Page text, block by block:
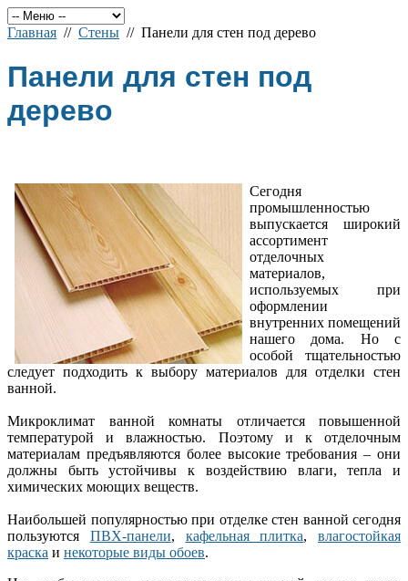
Главная // Стены // Панели для стен под дерево
Панели для стен под
дерево
Сегодня
промышленностью
выпускается широкий
ассортимент
отделочных
материалов,
используемых при
оформлении
внутренних помещений
нашего дома. Но с
особой тщательностью
следует подходить к выбору материалов для отделки стен
ванной.
Микроклимат ванной комнаты отличается повышенной
температурой и влажностью. Поэтому и к отделочным
материалам предъявляются более высокие требования – они
должны быть устойчивы к воздействию влаги, тепла и
химических моющих веществ.
Наибольшей популярностью при отделке стен ванной сегодня
пользуются ПВХ-панели, кафельная плитка, влагостойкая
краска и некоторые виды обоев.